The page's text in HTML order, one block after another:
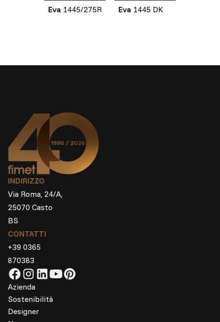
Eva 1445/275R Eva 1445 DK
INDIRIZZO
Via Roma, 24/A,
25070 Casto
BS
CONTATTI
+39 0365
870383
Azienda
Sostenibilità
Designer